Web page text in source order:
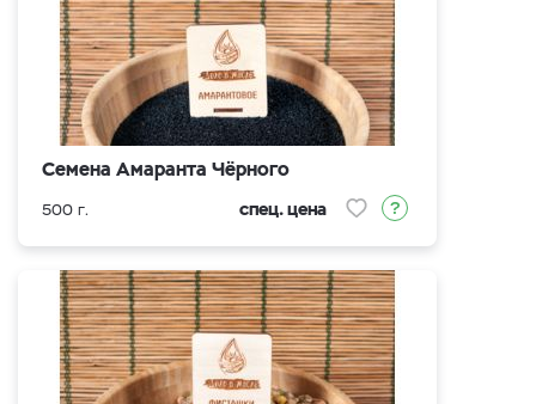
Семена Амаранта Чёрного
500 г. спец. цена